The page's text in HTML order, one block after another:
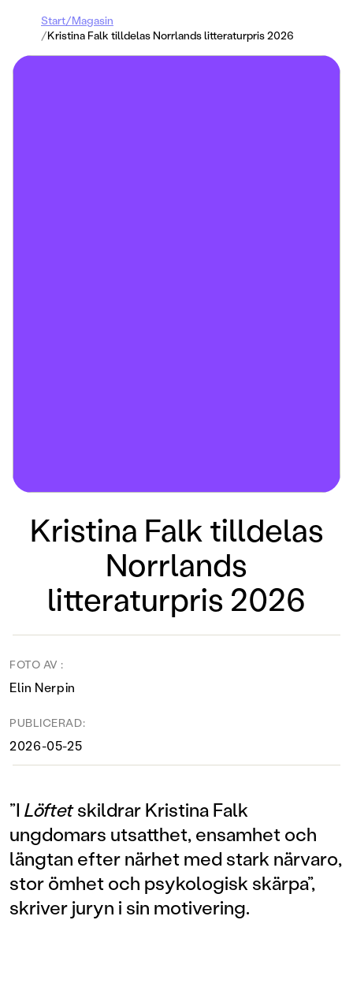
Start/Magasin
/Kristina Falk tilldelas Norrlands litteraturpris 2026
Kristina Falk tilldelas
Norrlands
litteraturpris 2026
FOTO AV :
Elin Nerpin
PUBLICERAD:
2026-05-25
”I Löftetskildrar Kristina Falk
ungdomars utsatthet, ensamhet och
längtan efter närhet med stark närvaro,
stor ömhet och psykologisk skärpa”,
skriver juryn i sin motivering.